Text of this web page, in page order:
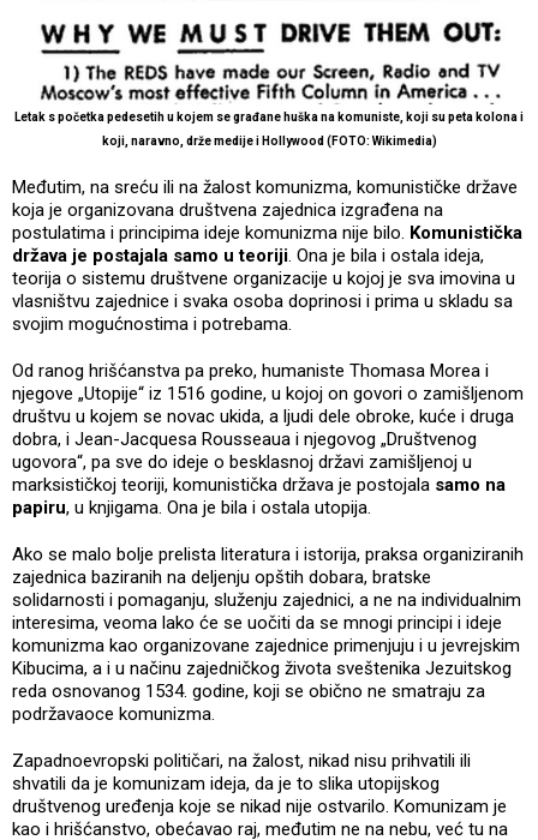
Letak s početka pedesetih u kojem se građane huška na komuniste, koji su peta kolona i
koji, naravno, drže medije i Hollywood (FOTO: Wikimedia)
Međutim, na sreću ili na žalost komunizma, komunističke države
koja je organizovana društvena zajednica izgrađena na
postulatima i principima ideje komunizma nije bilo. Komunistička
država je postajala samo u teoriji. Ona je bila i ostala ideja,
teorija o sistemu društvene organizacije u kojoj je sva imovina u
vlasništvu zajednice i svaka osoba doprinosi i prima u skladu sa
svojim mogućnostima i potrebama.
Od ranog hrišćanstva pa preko, humaniste Thomasa Morea i
njegove „Utopije“ iz 1516 godine, u kojoj on govori o zamišljenom
društvu u kojem se novac ukida, a ljudi dele obroke, kuće i druga
dobra, i Jean-Jacquesa Rousseaua i njegovog „Društvenog
ugovora“, pa sve do ideje o besklasnoj državi zamišljenoj u
marksističkoj teoriji, komunistička država je postojala samo na
papiru, u knjigama. Ona je bila i ostala utopija.
Ako se malo bolje prelista literatura i istorija, praksa organiziranih
zajednica baziranih na deljenju opštih dobara, bratske
solidarnosti i pomaganju, služenju zajednici, a ne na individualnim
interesima, veoma lako će se uočiti da se mnogi principi i ideje
komunizma kao organizovane zajednice primenjuju i u jevrejskim
Kibucima, a i u načinu zajedničkog života sveštenika Jezuitskog
reda osnovanog 1534. godine, koji se obično ne smatraju za
podržavaoce komunizma.
Zapadnoevropski političari, na žalost, nikad nisu prihvatili ili
shvatili da je komunizam ideja, da je to slika utopijskog
društvenog uređenja koje se nikad nije ostvarilo. Komunizam je
kao i hrišćanstvo, obećavao raj, međutim ne na nebu, već tu na